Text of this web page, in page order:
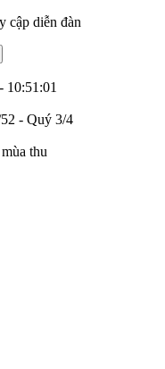
cập diễn đàn
10:51:01
- Quý 3/4
thu